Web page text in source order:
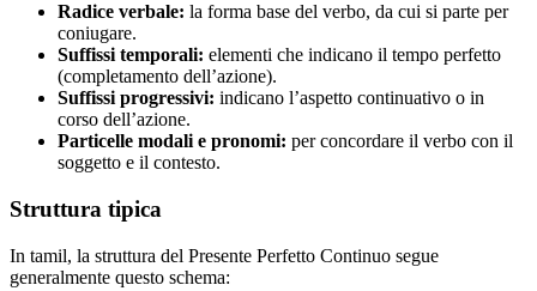
Radice verbale: la forma base del verbo, da cui si parte per
coniugare.
Suffissi temporali: elementi che indicano il tempo perfetto
(completamento dell’azione).
Suffissi progressivi: indicano l’aspetto continuativo o in
corso dell’azione.
Particelle modali e pronomi: per concordare il verbo con il
soggetto e il contesto.
Struttura tipica
In tamil, la struttura del Presente Perfetto Continuo segue
generalmente questo schema: